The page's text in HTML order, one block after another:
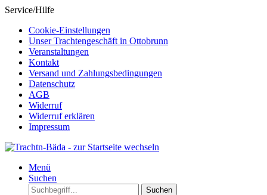
Service/Hilfe
Cookie-Einstellungen
Unser Trachtengeschäft in Ottobrunn
Veranstaltungen
Kontakt
Versand und Zahlungsbedingungen
Datenschutz
AGB
Widerruf
Widerruf erklären
Impressum
Menü
Suchen
Suchen